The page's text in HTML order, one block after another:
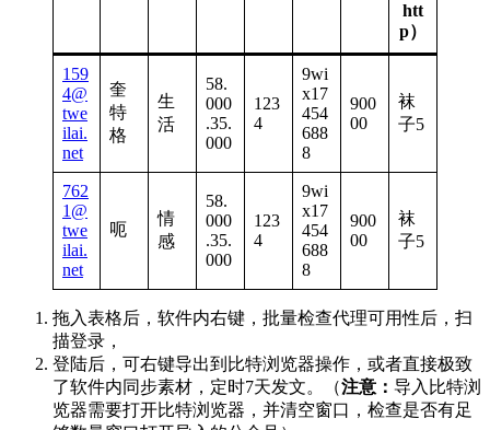
htt
p）
159
4@
twe
ilai.
net
奎
特
格
生
活
58.
000
.35.
000
123
4
9wi
x17
454
688
8
900
00
袜
子5
762
1@
twe
ilai.
net
呃
情
感
58.
000
.35.
000
123
4
9wi
x17
454
688
8
900
00
袜
子5
拖入表格后，软件内右键，批量检查代理可用性后，扫
描登录，
登陆后，可右键导出到比特浏览器操作，或者直接极致
了软件内同步素材，定时7天发文。（注意： 导入比特浏
览器需要打开比特浏览器，并清空窗口，检查是否有足